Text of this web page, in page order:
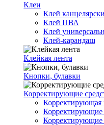
Клеи
Клей
Клей ПВА
Клей
Клей-карандаш
Клейкая лента
Кнопки, булавки
Корректирующие
Корректирующая
Корректирующие
Корректирующие